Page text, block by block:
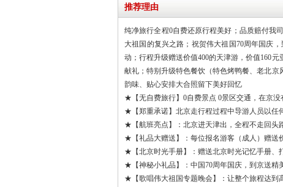
推荐理由
纯净旅行全程0自费还原行程美好；品质赔付我
大祖国的复兴之路；祝贺伟大祖国70周年国庆
动；行程升级赠送价值400的天津游，价值160
献礼；特别升级特色餐饮（特色烤鸭餐、老北
韵味、贴心安排大合照留下美好回忆
★【无自费旅行】0自费景点 0景区交通，在京没
★【郑重承诺】北京走行程过程中导游人员以任
★【航班亮点】：北京进天津出，全程不走回头
★【礼品大赠送】：每位报名游客（成人）赠送
★【北京时光手册】：赠送北京时光记忆手册、
★【神秘小礼品】：中国70周年国庆，到京送精
★【歌唱伟大祖国专题晚会】：让整个旅程达到